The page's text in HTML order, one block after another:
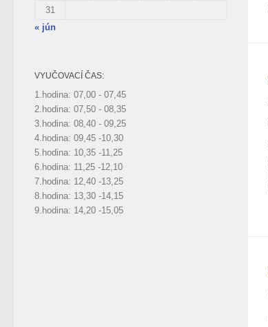
31
« jún
VYUČOVACÍ ČAS:
1.hodina: 07,00 - 07,45
2.hodina: 07,50 - 08,35
3.hodina: 08,40 - 09,25
4.hodina: 09,45 -10,30
5.hodina: 10,35 -11,25
6.hodina: 11,25 -12,10
7.hodina: 12,40 -13,25
8.hodina: 13,30 -14,15
9.hodina: 14,20 -15,05